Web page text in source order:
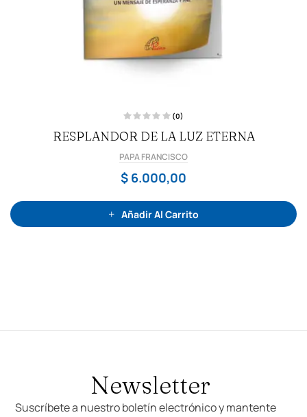
a
l
r
a
d
o
n
0
d
(0)
RESPLANDOR DE LA LUZ ETERNA
PAPA FRANCISCO
$ 6.000,00
Añadir Al Carrito
Newsletter
Suscríbete a nuestro boletín electrónico y mantente